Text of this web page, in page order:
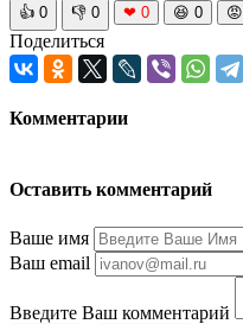
👍 0 👎 0 ❤ 0 😆 0 😡
Поделиться
Комментарии
Оставить комментарий
Ваше имя
Ваш email
Введите Ваш комментарий